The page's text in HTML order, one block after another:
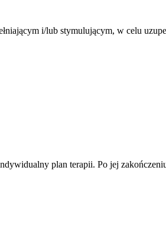
i/lub stymulującym, w celu
plan terapii. Po jej